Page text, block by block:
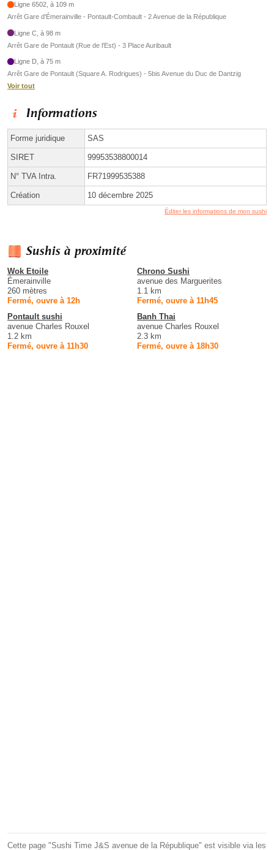
Ligne 6502, à 109 m
Arrêt Gare d'Émerainville - Pontault-Combault - 2 Avenue de la République
Ligne C, à 98 m
Arrêt Gare de Pontault (Rue de l'Est) - 3 Place Auribault
Ligne D, à 75 m
Arrêt Gare de Pontault (Square A. Rodrigues) - 5bis Avenue du Duc de Dantzig
Voir tout
Informations
Forme juridique SAS
SIRET 99953538800014
N° TVA Intra. FR71999535388
Création 10 décembre 2025
Éditer les informations de mon sushi
Sushis à proximité
Wok Etoile
Émerainville
260 mètres
Fermé, ouvre à 12h
Chrono Sushi
avenue des Marguerites
1.1 km
Fermé, ouvre à 11h45
Pontault sushi
avenue Charles Rouxel
1.2 km
Fermé, ouvre à 11h30
Banh Thai
avenue Charles Rouxel
2.3 km
Fermé, ouvre à 18h30
Cette page "Sushi Time J&S avenue de la République" est visible via les